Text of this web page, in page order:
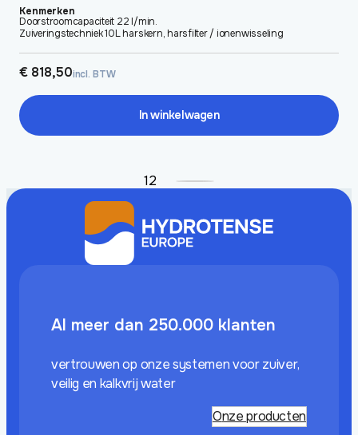
Kenmerken
Doorstroomcapaciteit 22 l/min.
Zuiveringstechniek 10L harskern, harsfilter / ionenwisseling
€818,50incl. BTW
In winkelwagen
12
Al meer dan 250.000 klanten
vertrouwen op onze systemen voor zuiver,
veilig en kalkvrij water
Onze producten